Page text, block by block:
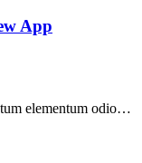
App
elementum odio…